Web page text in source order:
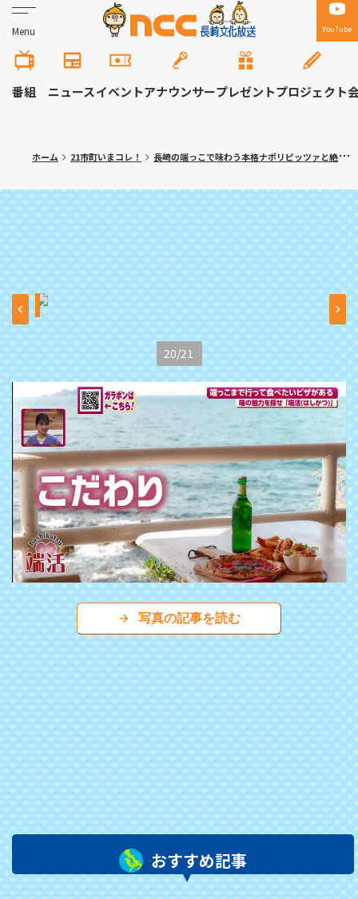
Menu YouTube
番組 ニュースイベントアナウンサープレゼントプロジェクト
ホーム 21市町いまコレ！ 長崎の端っこで味わう本格ナポリピッツァと絶景 長崎市「Bremari（ブレマリー）」
20/21
写真の記事を読む
おすすめ記事